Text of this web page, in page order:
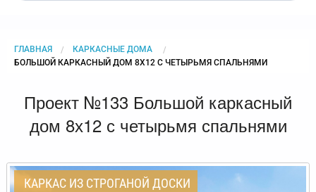
ГЛАВНАЯ
КАРКАСНЫЕ ДОМА
CURRENT:
БОЛЬШОЙ КАРКАСНЫЙ ДОМ 8Х12 С ЧЕТЫРЬМЯ СПАЛЬНЯМИ
Проект №133 Большой каркасный
дом 8х12 с четырьмя спальнями
КАРКАС ИЗ СТРОГАНОЙ ДОСКИ